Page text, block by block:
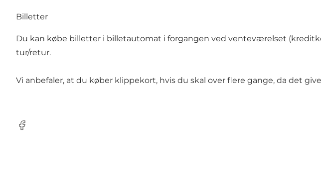
Billetter
Du kan købe billetter i billetautomat i forgangen ved venteværelset
tur/retur.
Vi anbefaler, at du køber klippekort, hvis du skal over flere gange, da det
Facebook